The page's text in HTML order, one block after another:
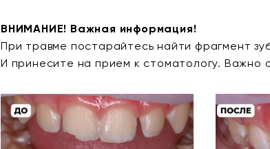
ВНИМАНИЕ! Важная информация!
При травме постарайтесь найти фрагмент
И принесите на прием к стоматологу. Важно